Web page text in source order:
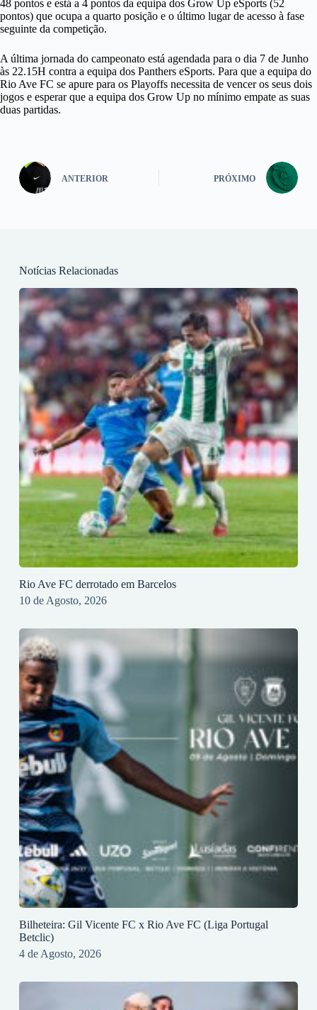
48 pontos e está a 4 pontos da equipa dos Grow Up eSports (52
pontos) que ocupa a quarto posição e o último lugar de acesso à fase
seguinte da competição.
A última jornada do campeonato está agendada para o dia 7 de Junho
às 22.15H contra a equipa dos Panthers eSports. Para que a equipa do
Rio Ave FC se apure para os Playoffs necessita de vencer os seus dois
jogos e esperar que a equipa dos Grow Up no mínimo empate as suas
duas partidas.
ANTERIOR PRÓXIMO
Notícias Relacionadas
Rio Ave FC derrotado em Barcelos
10 de Agosto, 2026
Bilheteira: Gil Vicente FC x Rio Ave FC (Liga Portugal
Betclic)
4 de Agosto, 2026